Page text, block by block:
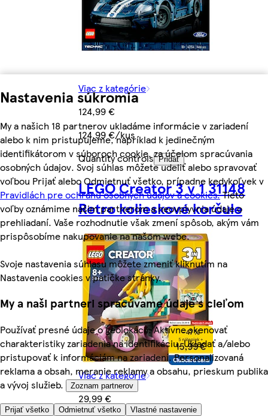
Nastavenia súkromia
My a našich 18 partnerov ukladáme informácie v zariadení
alebo k nim pristupujeme, napríklad k jedinečným
identifikátorom v súboroch cookie, za účelom spracúvania
osobných údajov. Svoj súhlas môžete udeliť alebo spravovať
voľbou Prijať alebo Odmietnuť všetko, prípadne kedykoľvek v
Pravidlách pre ochranu osobných údajov a cookies.Tieto
voľby oznámime našim partnerom a neovplyvnia údaje o
prehliadaní. Vaše rozhodnutie však zmení spôsob, akým vám
prispôsobíme nakupovanie na našom webe.
Svoje nastavenia súhlasu môžete zmeniť kliknutím na
Nastavenia cookies v pätičke stránky.
My a naši partneri spracúvame údaje s cieľom
Používať presné údaje o geolokácii. Aktívne skenovať
charakteristiky zariadenia na identifikáciu. Ukladať a/alebo
pristupovať k informáciám na zariadení. Personalizovaná
reklama a obsah, meranie reklamy a obsahu, prieskum publika
a vývoj služieb.
Zoznam partnerov
Prijať všetko Odmietnuť všetko Vlastné nastavenie
Viac z kategórie
124,99 €
124,99 €/kus
Quantity controls Pridať
LEGO Creator 3 v 1 31148
Retro kolieskové korčule
Viac z kategórie
29,99 €